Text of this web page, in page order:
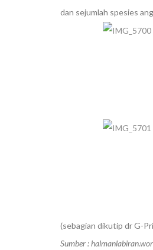
dan sejumlah spesies
(sebagian dikutip dr G-
Sumber :